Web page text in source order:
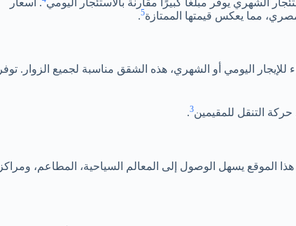
5
.
اليومي أو الشهري، هذه الشقق مناسبة لجميع الزوار. توفر
التنقل للمقيمين3
.
هذا الموقع يسهل الوصول إلى المعالم السياحية، المطاعم، ومراكز